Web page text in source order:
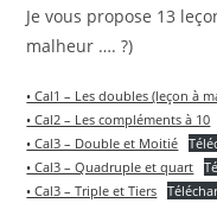
Je vous propose 13
malheur …. ?)
• Cal1 – Les doubles (leçon à
• Cal2 – Les compléments à 10
• Cal3 – Double et Moitié
• Cal3 – Quadruple et quart
• Cal3 – Triple et Tiers